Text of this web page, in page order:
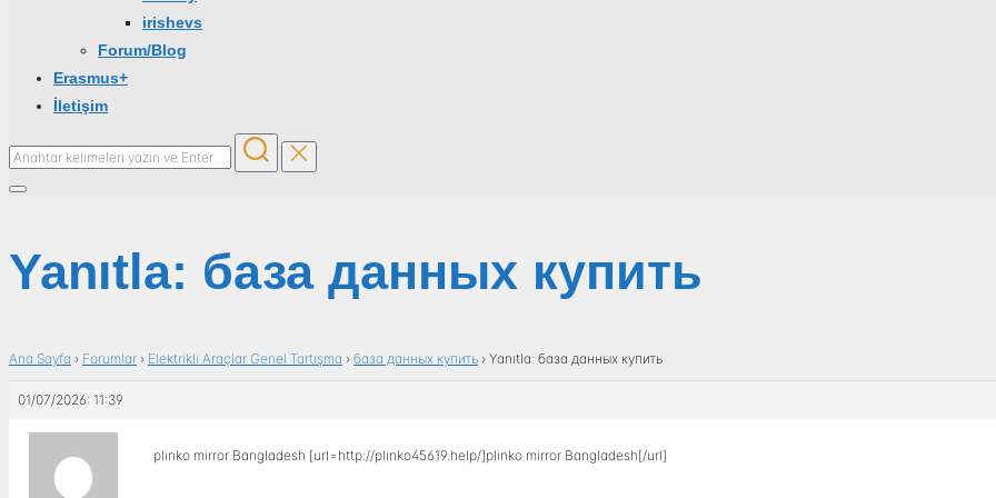
irishevs
Forum/Blog
Erasmus+
İletişim
Aranacak
içerik:
dolaşımı
aç/kapat
Yanıtla: база данных купить
Ana Sayfa › Forumlar › Elektrikli Araçlar Genel Tartışma › база данных купить › Yanıtla: база данных купить
01/07/2026: 11:39
plinko mirror Bangladesh [url=http://plinko45619.help/]plinko mirror Bangladesh[/url]